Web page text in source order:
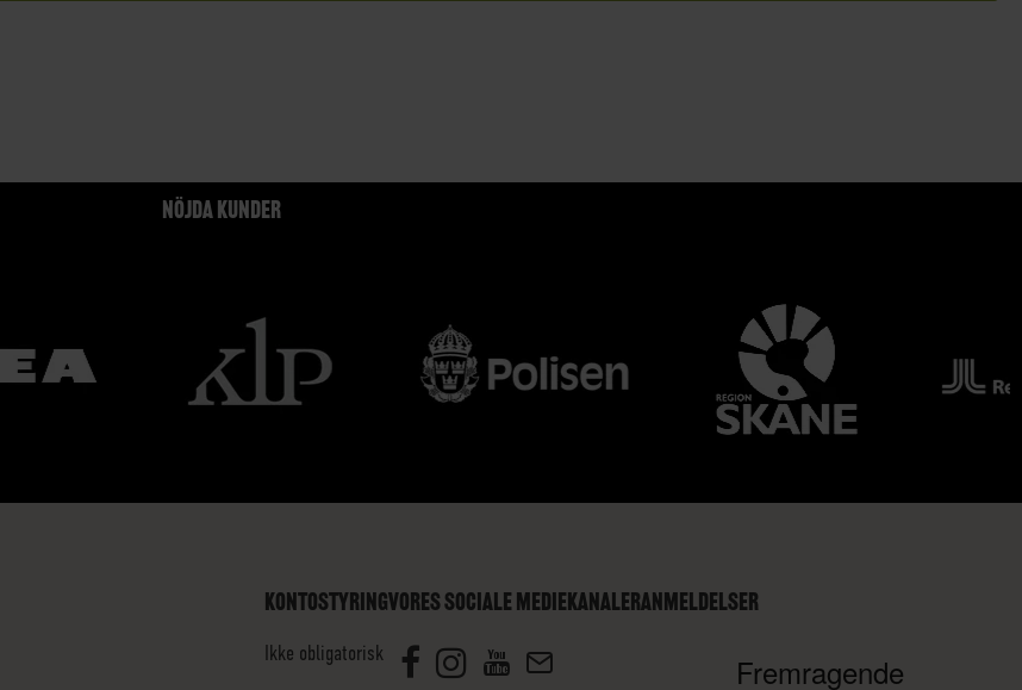
NÖJDA KUNDER
KONTOSTYRING
Ikke obligatorisk
VORES SOCIALE MEDIEKANALERANMELDELSER